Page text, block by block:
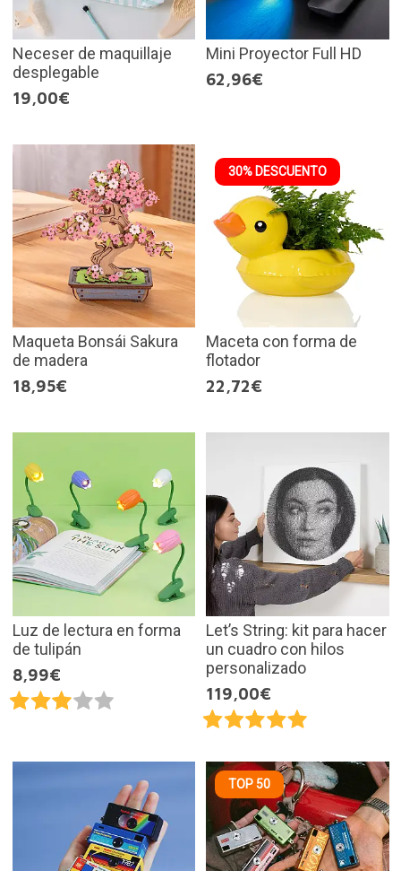
Neceser de maquillaje
desplegable
19,00€
Mini Proyector Full HD
62,96€
Maqueta Bonsái Sakura
de madera
18,95€
30% DESCUENTO
Maceta con forma de
flotador
22,72€
Luz de lectura en forma
de tulipán
8,99€
Let’s String: kit para hacer
un cuadro con hilos
personalizado
119,00€
TOP 50